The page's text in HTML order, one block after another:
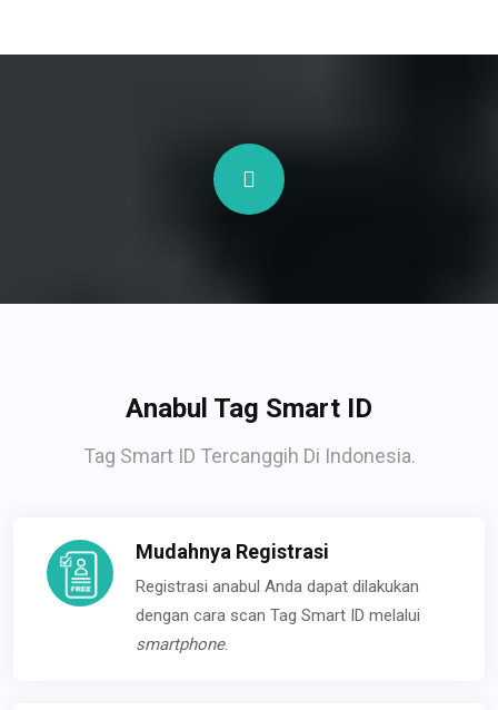
Anabul Tag Smart ID
Tag Smart ID Tercanggih Di Indonesia.
Mudahnya Registrasi
Registrasi anabul Anda dapat dilakukan
dengan cara scan Tag Smart ID melalui
smartphone.